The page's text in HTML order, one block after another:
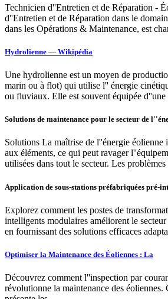
Technicien d''Entretien et de Réparation -
d''Entretien et de Réparation dans le
dans les Opérations & Maintenance, est
Hydrolienne — Wikipédia
Une hydrolienne est un moyen de
marin ou à flot) qui utilise l'' énergie
ou fluviaux. Elle est souvent équipée d''une
Solutions de maintenance pour le secteur de
Solutions La maîtrise de l''énergie éolienne
aux éléments, ce qui peut ravager
utilisées dans tout le secteur. Les problèmes
Application de sous-stations préfabriquées pré-
Explorez comment les postes de
intelligents modulaires améliorent le
en fournissant des solutions efficaces
Optimiser la Maintenance des Éoliennes : La
Découvrez comment l''inspection par
révolutionne la maintenance des éoliennes.